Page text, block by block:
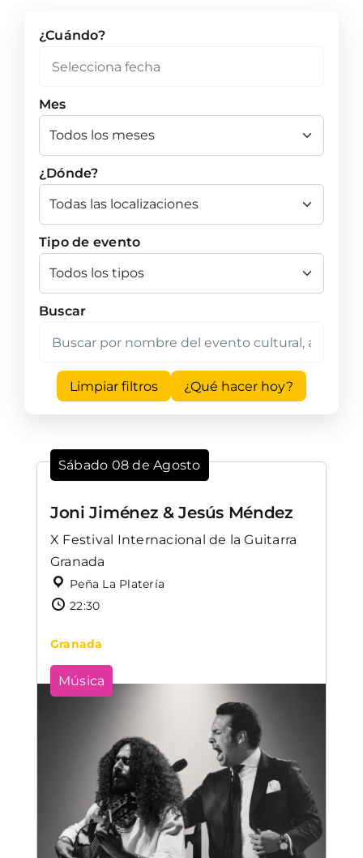
¿Cuándo?
Mes
¿Dónde?
Tipo de evento
Buscar
Limpiar filtros ¿Qué hacer hoy?
Sábado 08 de Agosto
Joni Jiménez & Jesús Méndez
X Festival Internacional de la Guitarra
Granada
Peña La Platería
22:30
Granada
Música